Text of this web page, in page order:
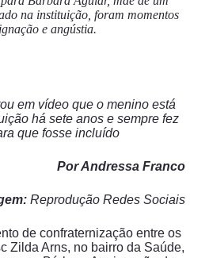
na instituição, foram momentos
e angústia.
em vídeo que o menino está
há sete anos e sempre fez
que fosse incluído
Por Andressa Franco
Reprodução Redes Sociais
de confraternização entre os
Zilda Arns, no bairro da Saúde,